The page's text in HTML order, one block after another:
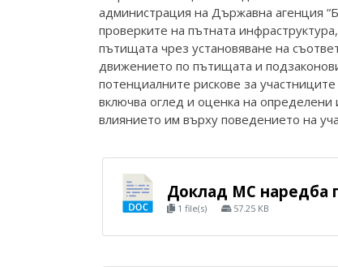
администрация на Държавна агенция
проверките на пътната
пътищата чрез установяване на
движението по пътищата и
потенциалните рискове за
включва оглед и оценка на
влиянието им върху поведението на
Доклад МС наредба
1 file(s) 57.25 KB